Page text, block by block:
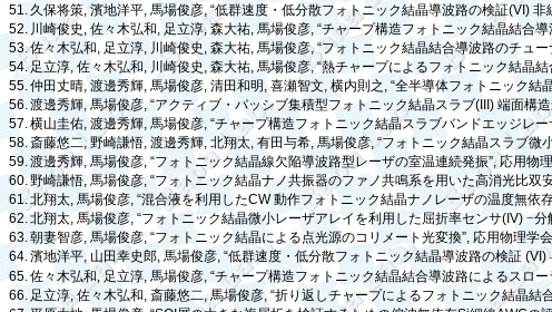
51. 久保将策,濱地洋平, 馬場俊彦, “低群速度・低分散フォトニック結晶導波路の検証(VI) 非
52. 川崎俊史, 佐々木弘和,足立淳,森大祐, 馬場俊彦, “チャープ構造フォトニック結晶結合
53.佐々木弘和, 足立淳, 川崎俊史 , 森大祐, 馬場俊彦, “フォトニック結晶結合導波路のチュ
54.足立淳,佐々木弘和,川崎俊史 , 森大祐,馬場俊彦, “熱チャープによるフォトニック結晶
55.仲田丈晴,渡邊秀輝, 馬場俊彦, 清田和明 ,喜瀬智文, 横内則之 , “全半導体フォトニック結
56.渡邊秀輝,馬場俊彦, “アクティブ・パッシブ集積型フォトニック結晶スラブ(III)端面構
57.横山圭佑,渡邊秀輝, 馬場俊彦, “チャープ構造フォトニック結晶スラブバンドエッジレ
58.斎藤悠二, 野崎謙悟,渡邊秀輝,北翔太,有田与希,馬場俊彦, “フォトニック結晶スラブ微
59.渡邊秀輝,馬場俊彦, “フォトニック結晶線欠陥導波路型レーザの室温連続発振”,応用物
60.野崎謙悟,馬場俊彦, “フォトニック結晶ナノ共振器のファノ共鳴系を用いた高消光比双
61.北翔太, 馬場俊彦, “混合液を利用したCW動作フォトニック結晶ナノレーザの温度無依
62.北翔太, 馬場俊彦, “フォトニック結晶微小レーザアレイを利用した屈折率センサ(IV)−分
63.朝妻智彦, 馬場俊彦, “フォトニック結晶による点光源のコリメート光変換”, 応用物理学
64.濱地洋平, 山田幸史郎, 馬場俊彦, “低群速度・低分散フォトニック結晶導波路の検証 (VI)
65.佐々木弘和,足立淳,馬場俊彦, “チャープ構造フォトニック結晶結合導波路によるスロ
66. 足立淳,佐々木弘和, 斎藤悠二,馬場俊彦, “折り返しチャープによるフォトニック結晶結